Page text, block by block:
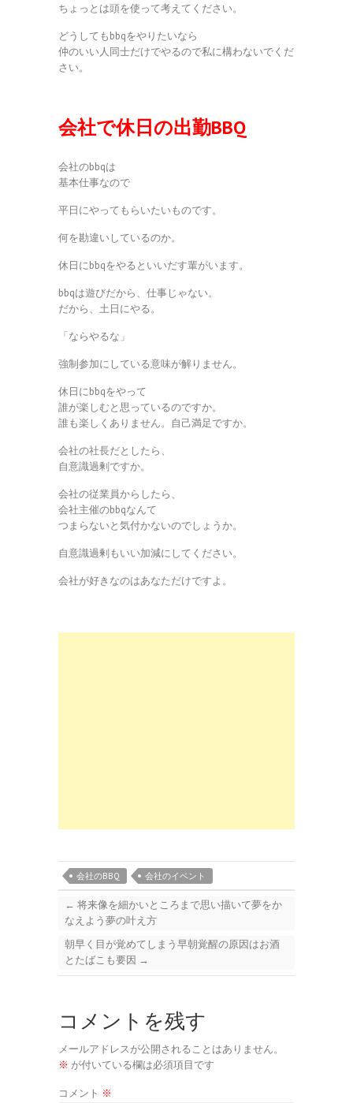
ちょっとは頭を使って考えてください。
どうしてもbbqをやりたいなら
仲のいい人同士だけでやるので私に構わないでくだ
さい。
会社で休日の出勤BBQ
会社のbbqは
基本仕事なので
平日にやってもらいたいものです。
何を勘違いしているのか。
休日にbbqをやるといいだす輩がいます。
bbqは遊びだから、仕事じゃない。
だから、土日にやる。
「ならやるな」
強制参加にしている意味が解りません。
休日にbbqをやって
誰が楽しむと思っているのですか。
誰も楽しくありません。自己満足ですか。
会社の社長だとしたら、
自意識過剰ですか。
会社の従業員からしたら、
会社主催のbbqなんて
つまらないと気付かないのでしょうか。
自意識過剰もいい加減にしてください。
会社が好きなのはあなただけですよ。
会社のBBQ 会社のイベント
← 将来像を細かいところまで思い描いて夢をか
なえよう夢の叶え方
朝早く目が覚めてしまう早朝覚醒の原因はお酒
とたばこも要因 →
コメントを残す
メールアドレスが公開されることはありません。
※ が付いている欄は必須項目です
コメント ※